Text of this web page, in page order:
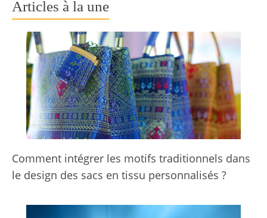
Articles à la une
Comment intégrer les motifs traditionnels dans
le design des sacs en tissu personnalisés ?